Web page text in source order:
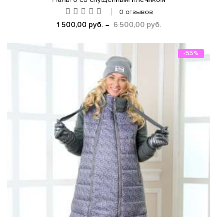
0 отзывов
1 500,00 руб. 6 500,00 руб.
-55%